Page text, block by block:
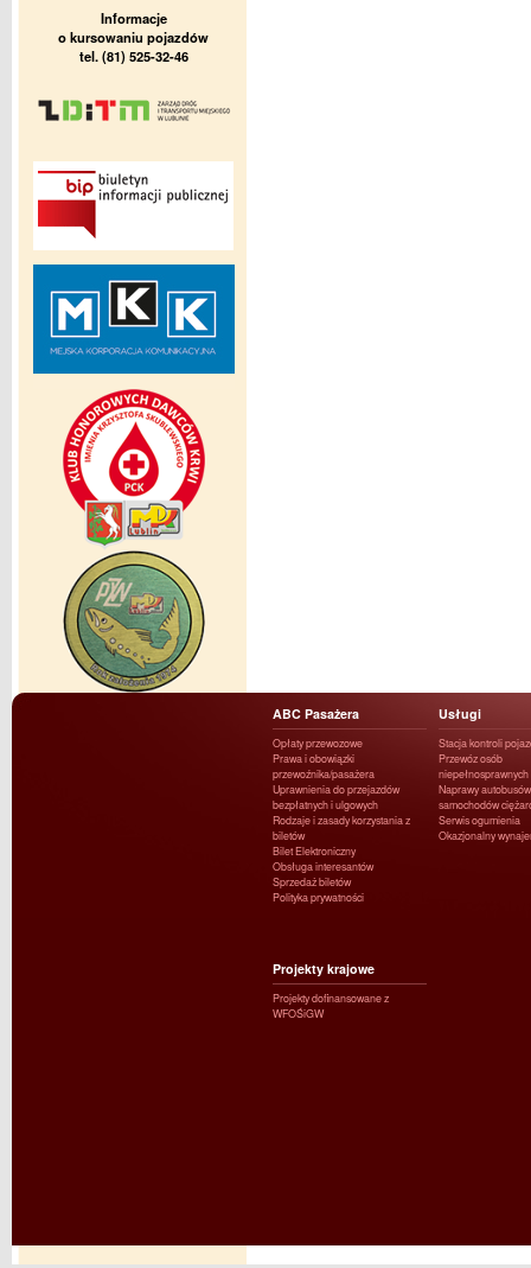
Informacje
o kursowaniu pojazdów
tel. (81) 525-32-46
ABC Pasażera
Opłaty przewozowe
Prawa i obowiązki
przewoźnika/pasażera
Uprawnienia do przejazdów
bezpłatnych i ulgowych
Rodzaje i zasady korzystania z
biletów
Bilet Elektroniczny
Obsługa interesantów
Sprzedaż biletów
Polityka prywatności
Usługi
Stacja kontroli
Przewóz osób
niepełnosprawnych
Naprawy
samochodów
Serwis ogumienia
Okazjonalny
Projekty krajowe
Projekty dofinansowane z
WFOŚiGW